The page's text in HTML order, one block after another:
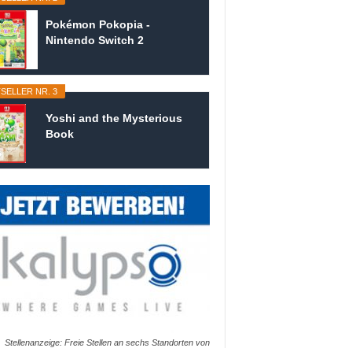
Pokémon Pokopia -
Nintendo Switch 2
NR. 3
Yoshi and the Mysterious
Book
Stellenanzeige: Freie Stellen an sechs Standorten von